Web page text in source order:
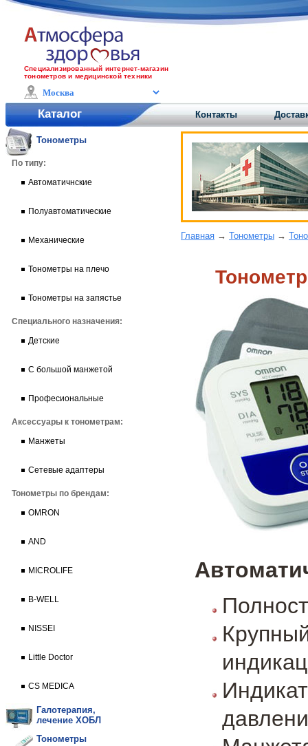
Специализированный интернет-магазин
тонометров и медицинской техники
Каталог Контакты
Тонометры
По типу:
Автоматичнские
Полуавтоматические
Механические
Тонометры на плечо
Тонометры на запястье
Специального назначения:
Детские
С большой манжетой
Професиональные
Аксессуары к тонометрам:
Манжеты
Сетевые адаптеры
Тонометры по брендам:
OMRON
AND
MICROLIFE
B-WELL
NISSEI
Little Doctor
CS MEDICA
Галотерапия,
лечение ХОБЛ
Тонометры
Главная → Тонометры →